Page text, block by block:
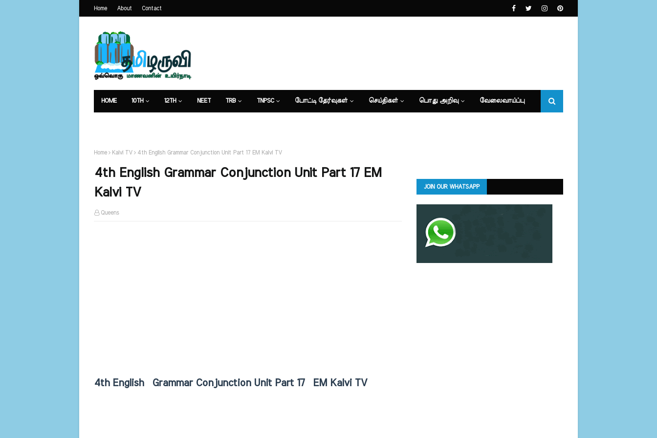
Home About Contact
HOME 10TH 12TH NEET TRB TNPSC போட்டி தேர்வுகள் செய்திகள் பொது அறிவு வேலைவாய்ப்பு
Home Kalvi TV 4th English Grammar Conjunction Unit Part 17 EM Kalvi TV
4th English Grammar Conjunction Unit Part 17 EM
Kalvi TV
Queens
4th English Grammar Conjunction Unit Part 17 EM Kalvi TV
JOIN OUR WHATSAPP